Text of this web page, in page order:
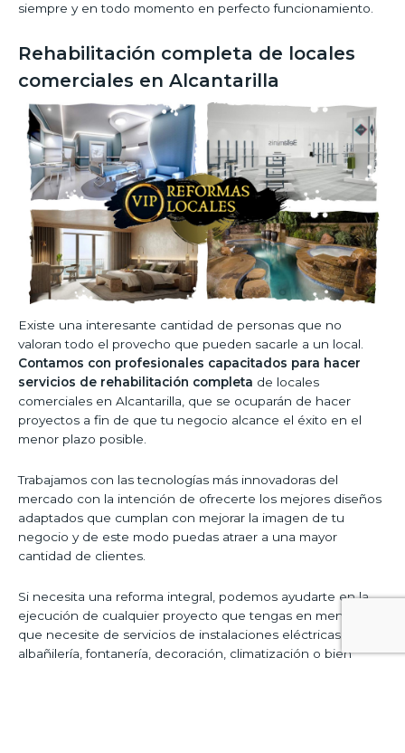
siempre y en todo momento en perfecto funcionamiento.
Rehabilitación completa de locales
comerciales en Alcantarilla
Existe una interesante cantidad de personas que no
valoran todo el provecho que pueden sacarle a un local.
Contamos con profesionales capacitados para hacer
servicios de rehabilitación completa de locales
comerciales en Alcantarilla, que se ocuparán de hacer
proyectos a fin de que tu negocio alcance el éxito en el
menor plazo posible.
Trabajamos con las tecnologías más innovadoras del
mercado con la intención de ofrecerte los mejores diseños
adaptados que cumplan con mejorar la imagen de tu
negocio y de este modo puedas atraer a una mayor
cantidad de clientes.
Si necesita una reforma integral, podemos ayudarte en la
ejecución de cualquier proyecto que tengas en mente y
que necesite de servicios de instalaciones eléctricas,
albañilería, fontanería, decoración, climatización o bien